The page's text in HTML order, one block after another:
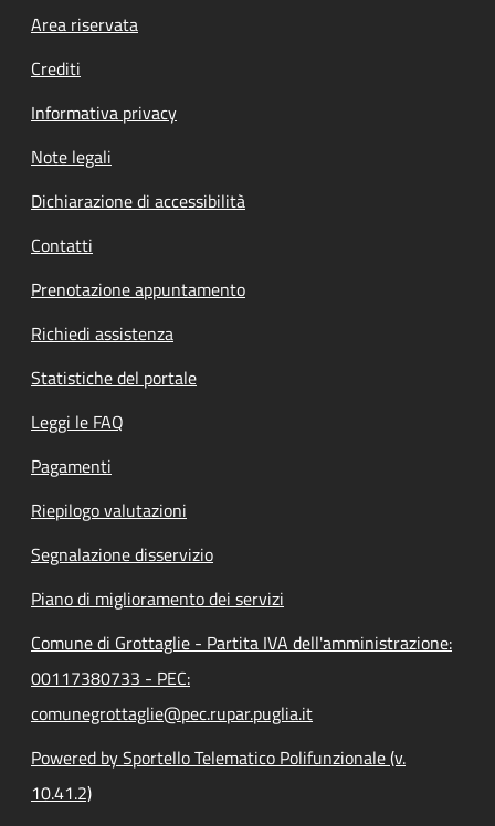
Footer menu
Area riservata
Crediti
Informativa privacy
Note legali
Dichiarazione di accessibilità
Contatti
Prenotazione appuntamento
Richiedi assistenza
Statistiche del portale
Leggi le FAQ
Pagamenti
Riepilogo valutazioni
Segnalazione disservizio
Piano di miglioramento dei servizi
Comune di Grottaglie - Partita IVA dell'amministrazione:
00117380733 - PEC:
comunegrottaglie@pec.rupar.puglia.it
Powered by Sportello Telematico Polifunzionale (v.
10.41.2)